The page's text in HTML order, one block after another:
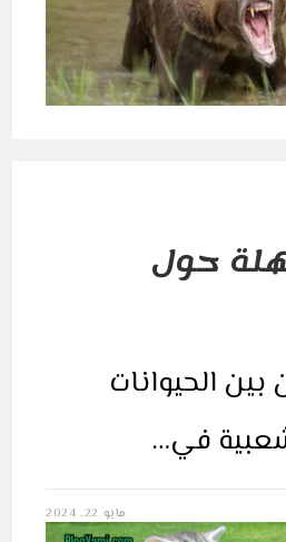
حول
الحيوانات
شعبية في…
مايو 22, 2024